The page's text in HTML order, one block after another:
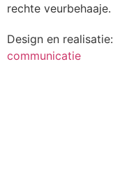
rechte veurbehaaje.
Design en realisatie:
communicatie